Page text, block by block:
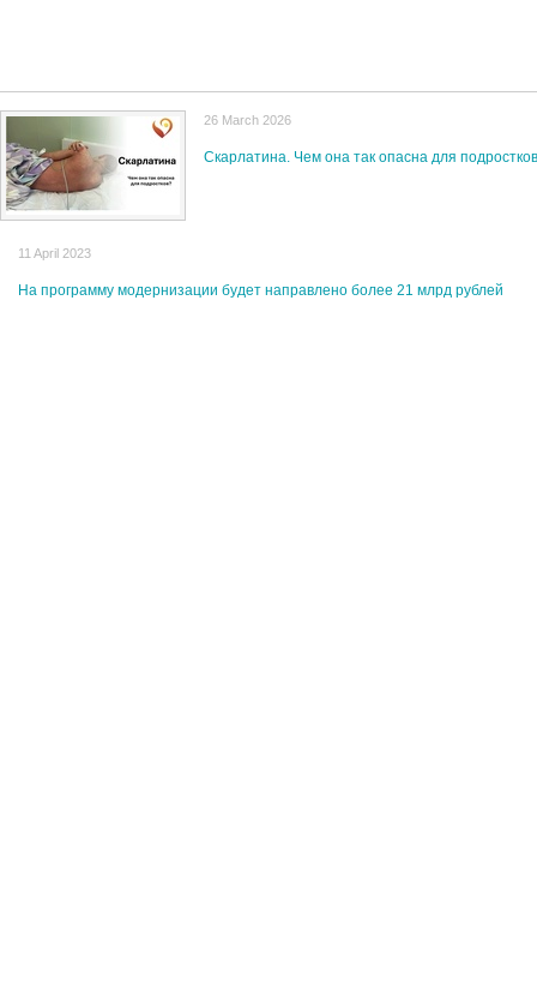
26 March 2026
Скарлатина. Чем она так опасна для
11 April 2023
На программу модернизации будет направлено более 21 млрд рублей